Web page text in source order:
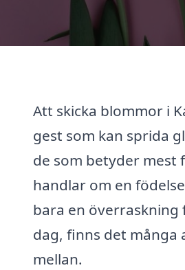
Att skicka blommor i
gest som kan sprida
de som betyder mest
handlar om en
bara en
dag, finns det många
mellan.